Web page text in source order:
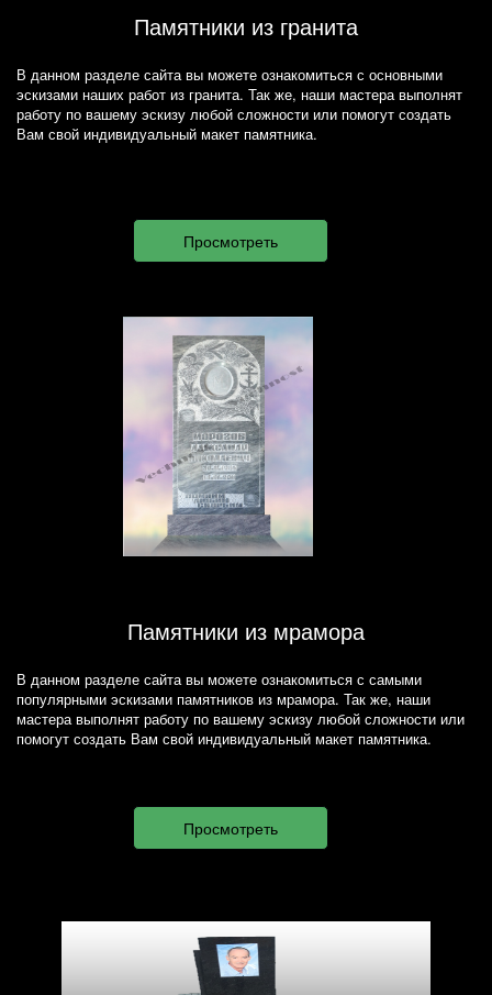
Памятники из гранита
В данном разделе сайта вы можете ознакомиться с основными
эскизами наших работ из гранита. Так же, наши мастера выполнят
работу по вашему эскизу любой сложности или помогут создать
Вам свой индивидуальный макет памятника.
Памятники из мрамора
В данном разделе сайта вы можете ознакомиться с самыми
популярными эскизами памятников из мрамора. Так же, наши
мастера выполнят работу по вашему эскизу любой сложности или
помогут создать Вам свой индивидуальный макет памятника.